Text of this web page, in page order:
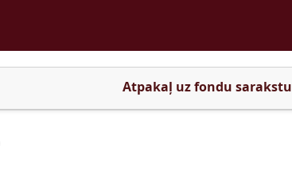
Atpakaļ uz fondu sarakstu